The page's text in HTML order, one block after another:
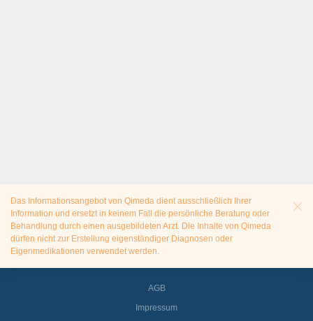
Das Informationsangebot von Qimeda dient ausschließlich Ihrer
Information und ersetzt in keinem Fall die persönliche Beratung oder
Behandlung durch einen ausgebildeten Arzt. Die Inhalte von Qimeda
dürfen nicht zur Erstellung eigenständiger Diagnosen oder
Eigenmedikationen verwendet werden.
AGB
Impressum